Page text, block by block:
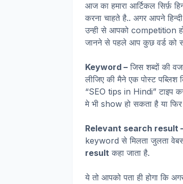
आज का हमारा आर्टिकल सिर्फ़
करना चाहते है.. अगर आपने
उन्ही से आपको competition
जानने से पहले आप कुछ वर्ड को
Keyword – जिस शब्दों की
लीजिए की मैने एक पोस्ट
“SEO tips in Hindi” टाइप
मे भी show हो सकता है या
Relevant search result
keyword से मिलता जुलता
result कहा जाता है.
ये तो आपको पता ही होगा कि